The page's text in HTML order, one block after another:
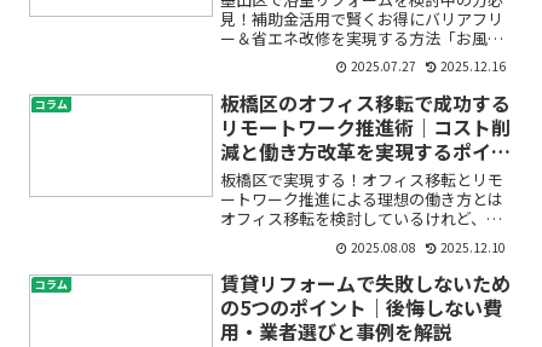
見！補助金活用で賢くお得にバリアフリ
ー＆省エネ改修を実現する方法「お風呂
が古くなって使いづらい」「高齢の家族
が安心して入浴できるようにしたい」
「リフォームって費用が高そうで心
配…」。そんな悩みを抱えていま...
2025.07.27 2025.12.16
コラム
板橋区のオフィス移転で成功する
リモートワーク推進術｜コスト削
減と働き方改革を実現するポイン
ト
板橋区で実現する！オフィス移転とリモ
ートワーク推進による理想の働き方とは
オフィス移転を検討しているけれど、
「本当に今のタイミングで大丈夫？」
「リモートワークやサテライトオフィス
ってうまくいくの？」といった不安や疑
問をお持ちではありませんか。...
2025.08.08 2025.12.10
コラム
賃貸リフォームで失敗しないため
の5つのポイント｜後悔しない費
用・業者選びと事例を解説